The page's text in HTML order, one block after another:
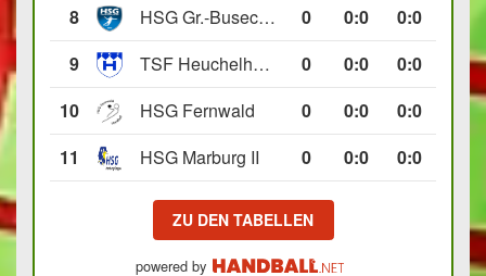
8
HSG Gr.-Buseck/Beuern II 0 0:0
0:0
9
TSF Heuchelheim II 0 0:0
0:0
10
HSG Fernwald 0 0:0
0:0
11
HSG Marburg II 0 0:0 0:0
ZU DEN TABELLEN
powered by